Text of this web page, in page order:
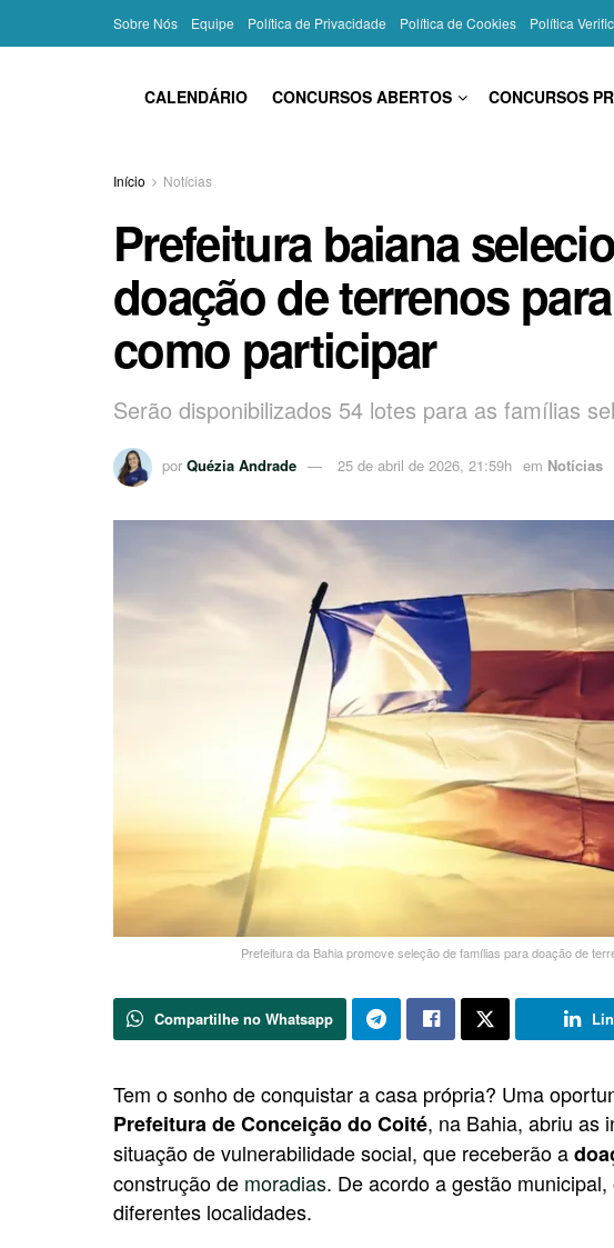
Sobre Nós Equipe Política de Privacidade Política de Cookies Política
CALENDÁRIO CONCURSOS ABERTOS CONCURSOS
Início Notícias
Prefeitura baiana
doação de terrenos
como participar
Serão disponibilizados 54 lotes para as famílias
por Quézia Andrade 25 de abril de 2026, 21:59h em Notícias
Prefeitura da Bahia promove seleção de famílias para doação de
Compartilhe no Whatsapp
Tem o sonho de conquistar a casa própria? Uma
Prefeitura de Conceição do Coité, na Bahia, abriu as
situação de vulnerabilidade social, que receberão a
construção de moradias. De acordo a gestão
diferentes localidades.